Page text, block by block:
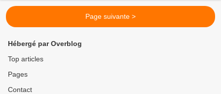
Page suivante >
Hébergé par Overblog
Top articles
Pages
Contact